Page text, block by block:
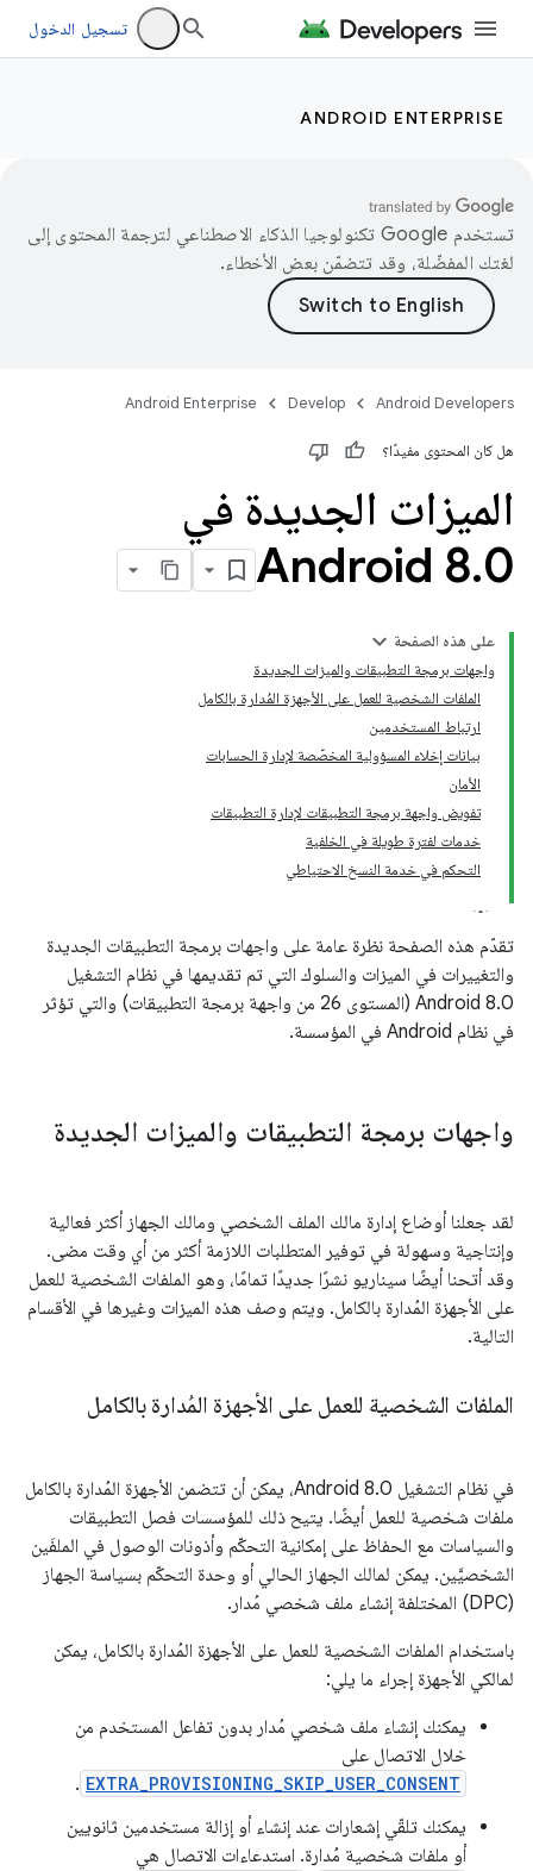
تسجيل الدخول
ANDROID ENTERPRISE
تستخدم Google تكنولوجيا الذكاء الاصطناعي لترجمة المحتوى إلى
لغتك المفضّلة، وقد تتضمّن بعض الأخطاء.
Android Developers
Develop
Android Enterprise
هل كان المحتوى مفيدًا؟
الميزات الجديدة في
Android 8.0
على هذه الصفحة
واجهات برمجة التطبيقات والميزات الجديدة
الملفات الشخصية للعمل على الأجهزة المُدارة بالكامل
ارتباط المستخدمين
بيانات إخلاء المسؤولية المخصّصة لإدارة الحسابات
الأمان
تفويض واجهة برمجة التطبيقات لإدارة التطبيقات
خدمات لفترة طويلة في الخلفية
التحكم في خدمة النسخ الاحتياطي
تقدّم هذه الصفحة نظرة عامة على واجهات برمجة التطبيقات الجديدة
والتغييرات في الميزات والسلوك التي تم تقديمها في نظام التشغيل
Android 8.0 (المستوى 26 من واجهة برمجة التطبيقات) والتي تؤثر
في نظام Android في المؤسسة.
واجهات برمجة التطبيقات والميزات الجديدة
لقد جعلنا أوضاع إدارة مالك الملف الشخصي ومالك الجهاز أكثر فعالية
وإنتاجية وسهولة في توفير المتطلبات اللازمة أكثر من أي وقت مضى.
وقد أتحنا أيضًا سيناريو نشرًا جديدًا تمامًا، وهو الملفات الشخصية للعمل
على الأجهزة المُدارة بالكامل. ويتم وصف هذه الميزات وغيرها في الأقسام
التالية.
الملفات الشخصية للعمل على الأجهزة المُدارة بالكامل
في نظام التشغيل Android 8.0، يمكن أن تتضمن الأجهزة المُدارة بالكامل
ملفات شخصية للعمل أيضًا. يتيح ذلك للمؤسسات فصل التطبيقات
والسياسات مع الحفاظ على إمكانية التحكّم وأذونات الوصول في الملفَين
الشخصيَّين. يمكن لمالك الجهاز الحالي أو وحدة التحكّم بسياسة الجهاز
(DPC) المختلفة إنشاء ملف شخصي مُدار.
باستخدام الملفات الشخصية للعمل على الأجهزة المُدارة بالكامل، يمكن
لمالكي الأجهزة إجراء ما يلي:
يمكنك إنشاء ملف شخصي مُدار بدون تفاعل المستخدم من
خلال الاتصال على
EXTRA_PROVISIONING_SKIP_USER_CONSENT
.
يمكنك تلقّي إشعارات عند إنشاء أو إزالة مستخدمين ثانويين
أو ملفات شخصية مُدارة. استدعاءات الاتصال هي